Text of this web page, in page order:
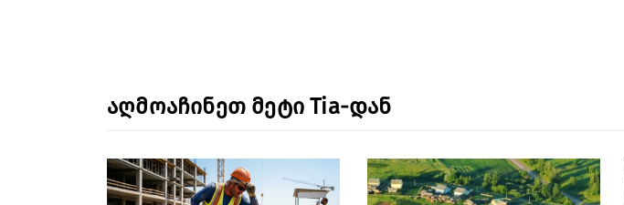
აღმოაჩინეთ მეტი Tia-დან